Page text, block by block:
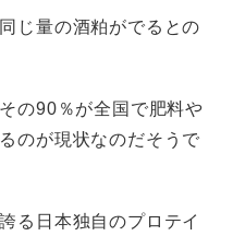
じ量の酒粕がでるとの
の90％が全国で肥料や
のが現状なのだそうで
る日本独自のプロテイ